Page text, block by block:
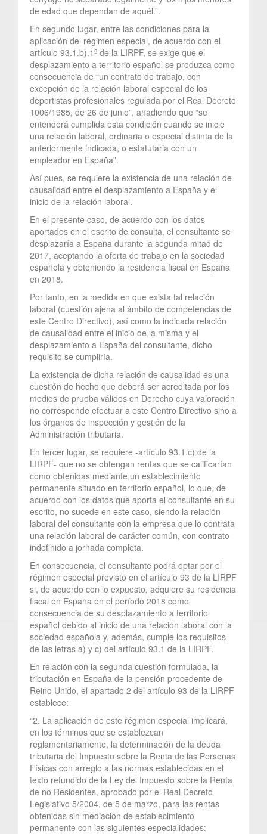
de edad que dependan de aquél.”.
En segundo lugar, entre las condiciones para la
aplicación del régimen especial, de acuerdo con el
artículo 93.1.b).1º de la LIRPF, se exige que el
desplazamiento a territorio español se produzca como
consecuencia de “un contrato de trabajo, con
excepción de la relación laboral especial de los
deportistas profesionales regulada por el Real Decreto
1006/1985, de 26 de junio”, añadiendo que “se
entenderá cumplida esta condición cuando se inicie
una relación laboral, ordinaria o especial distinta de la
anteriormente indicada, o estatutaria con un
empleador en España”.
Así pues, se requiere la existencia de una relación de
causalidad entre el desplazamiento a España y el
inicio de la relación laboral.
En el presente caso, de acuerdo con los datos
aportados en el escrito de consulta, el consultante se
desplazaría a España durante la segunda mitad de
2017, aceptando la oferta de trabajo en la sociedad
española y obteniendo la residencia fiscal en España
en 2018.
Por tanto, en la medida en que exista tal relación
laboral (cuestión ajena al ámbito de competencias de
este Centro Directivo), así como la indicada relación
de causalidad entre el inicio de la misma y el
desplazamiento a España del consultante, dicho
requisito se cumpliría.
La existencia de dicha relación de causalidad es una
cuestión de hecho que deberá ser acreditada por los
medios de prueba válidos en Derecho cuya valoración
no corresponde efectuar a este Centro Directivo sino a
los órganos de inspección y gestión de la
Administración tributaria.
En tercer lugar, se requiere -artículo 93.1.c) de la
LIRPF- que no se obtengan rentas que se calificarían
como obtenidas mediante un establecimiento
permanente situado en territorio español, lo que, de
acuerdo con los datos que aporta el consultante en su
escrito, no sucede en este caso, siendo la relación
laboral del consultante con la empresa que lo contrata
una relación laboral de carácter común, con contrato
indefinido a jornada completa.
En consecuencia, el consultante podrá optar por el
régimen especial previsto en el artículo 93 de la LIRPF
si, de acuerdo con lo expuesto, adquiere su residencia
fiscal en España en el período 2018 como
consecuencia de su desplazamiento a territorio
español debido al inicio de una relación laboral con la
sociedad española y, además, cumple los requisitos
de las letras a) y c) del artículo 93.1 de la LIRPF.
En relación con la segunda cuestión formulada, la
tributación en España de la pensión procedente de
Reino Unido, el apartado 2 del artículo 93 de la LIRPF
establece:
“2. La aplicación de este régimen especial implicará,
en los términos que se establezcan
reglamentariamente, la determinación de la deuda
tributaria del Impuesto sobre la Renta de las Personas
Físicas con arreglo a las normas establecidas en el
texto refundido de la Ley del Impuesto sobre la Renta
de no Residentes, aprobado por el Real Decreto
Legislativo 5/2004, de 5 de marzo, para las rentas
obtenidas sin mediación de establecimiento
permanente con las siguientes especialidades: